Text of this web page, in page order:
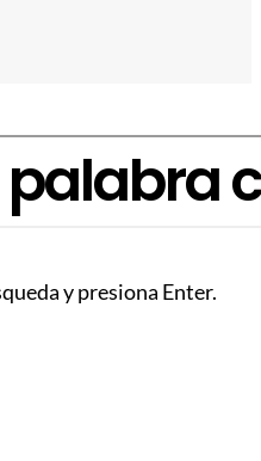
y presiona Enter.